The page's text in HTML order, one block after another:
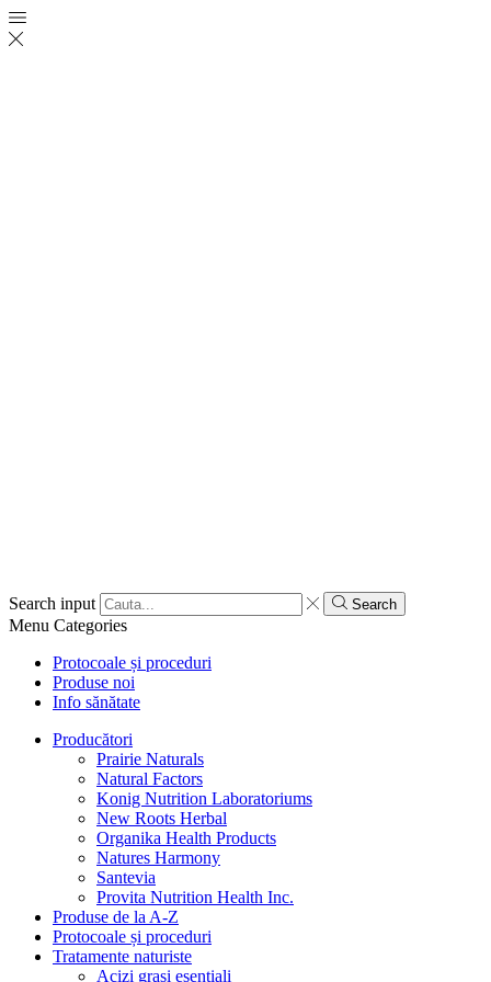
Search input Search
Menu Categories
Protocoale și proceduri
Produse noi
Info sănătate
Producători
Prairie Naturals
Natural Factors
Konig Nutrition Laboratoriums
New Roots Herbal
Organika Health Products
Natures Harmony
Santevia
Provita Nutrition Health Inc.
Produse de la A-Z
Protocoale și proceduri
Tratamente naturiste
Acizi grași esențiali